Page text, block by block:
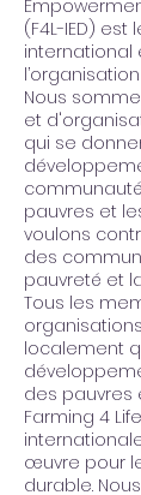
(F4L-IED)
international
Nous
et
qui se
pauvres et
voulons
des
pauvreté et
Tous les
localement
des pauvres
Farming 4
œuvre pour
durable.